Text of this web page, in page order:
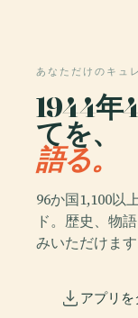
あなただけのキュ
1944年
てを、
語る。
96か国1,100以
ド。歴史、物
みいただけます
アプリを